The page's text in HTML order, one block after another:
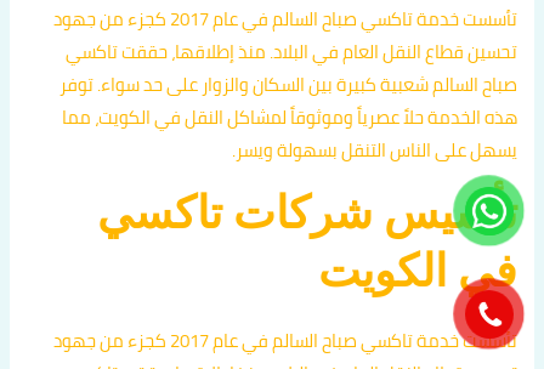
تأسست خدمة تاكسي صباح السالم في عام 2017 كجزء من جهود
تحسين قطاع النقل العام في البلاد. منذ إطلاقها، حققت تاكسي
صباح السالم شعبية كبيرة بين السكان والزوار على حد سواء. توفر
هذه الخدمة حلاً عصرياً وموثوقاً لمشاكل النقل في الكويت، مما
يسهل على الناس التنقل بسهولة ويسر.
تأسيس شركات تاكسي
في الكويت
تأسست خدمة تاكسي صباح السالم في عام 2017 كجزء من جهود